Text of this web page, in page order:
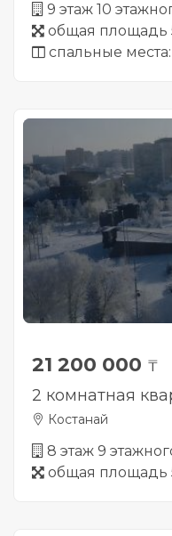
9 этаж 10
общая площадь
спальные
21 200 000 ₸
2 комнатная
Костанай
8 этаж 9
общая площадь